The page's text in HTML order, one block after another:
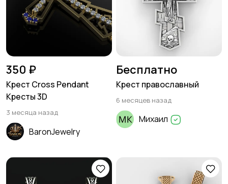
350 ₽
Крест Cross Pendant
Кресты 3D
3 месяца назад
BaronJewelry
Бесплатно
Крест православный
6 месяцев назад
Михаил